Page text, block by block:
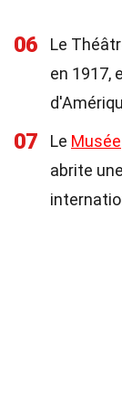
06
Le
en 1917,
07 Le Musée
abrite